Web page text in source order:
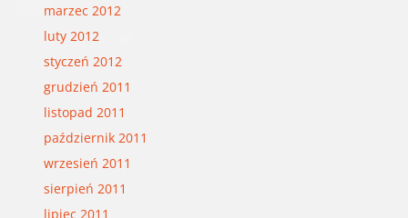
marzec 2012
luty 2012
styczeń 2012
grudzień 2011
listopad 2011
październik 2011
wrzesień 2011
sierpień 2011
lipiec 2011